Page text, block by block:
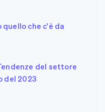
che c'è da
del settore
del 2023